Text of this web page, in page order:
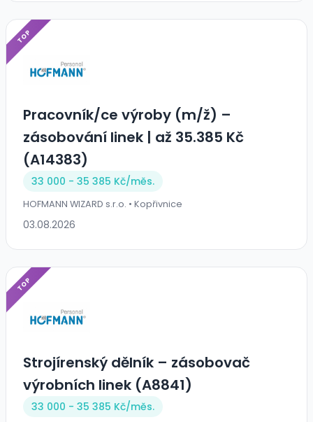
TOP
Pracovník/ce výroby (m/ž) –
zásobování linek | až 35.385 Kč
(A14383)
33 000 - 35 385 Kč/měs.
HOFMANN WIZARD s.r.o. • Kopřivnice
03.08.2026
TOP
Strojírenský dělník – zásobovač
výrobních linek (A8841)
33 000 - 35 385 Kč/měs.